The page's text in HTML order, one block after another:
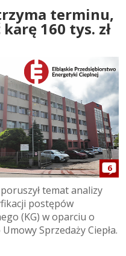
terminu,
160 tys. zł
6
temat analizy
postępów
(KG) w oparciu o
Sprzedaży Ciepła.